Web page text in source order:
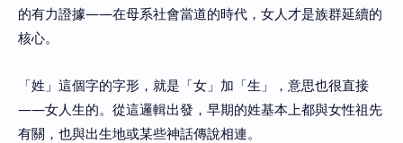
的有力證據——在母系社會當道的時代，女人才是族群延續的
核心。
「姓」這個字的字形，就是「女」加「生」，意思也很直接
——女人生的。從這邏輯出發，早期的姓基本上都與女性祖先
有關，也與出生地或某些神話傳說相連。